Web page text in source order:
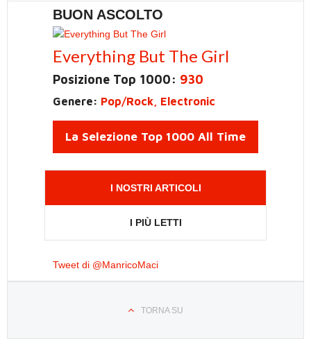
BUON ASCOLTO
Everything But The Girl
Posizione Top 1000: 930
Genere: Pop/Rock, Electronic
La Selezione Top 1000 All Time
I NOSTRI ARTICOLI
I PIÙ LETTI
Tweet di @ManricoMaci
TORNA SU